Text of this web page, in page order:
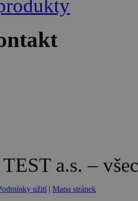
a.s. –
užití | Mapa stránek